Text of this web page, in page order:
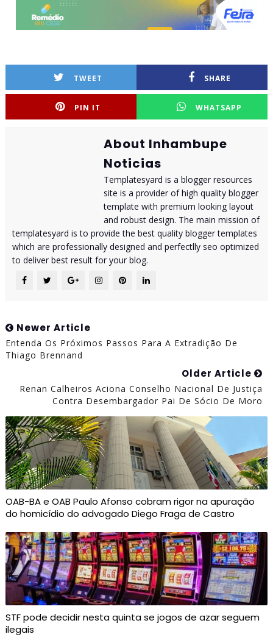
TWEET SHARE
PIN IT WHATSAPP
About Inhambupe
Noticias
Templatesyard is a blogger resources
site is a provider of high quality blogger
template with premium looking layout
and robust design. The main mission of
templatesyard is to provide the best quality blogger templates
which are professionally designed and perfectlly seo optimized
to deliver best result for your blog.
Newer Article
Entenda Os Próximos Passos Para A Extradição De
Thiago Brennand
Older Article
Renan Calheiros Aciona Conselho Nacional De Justiça
Contra Desembargador Pai De Sócio De Moro
OAB-BA e OAB Paulo Afonso cobram rigor na apuração
do homicídio do advogado Diego Fraga de Castro
STF pode decidir nesta quinta se jogos de azar seguem
ilegais